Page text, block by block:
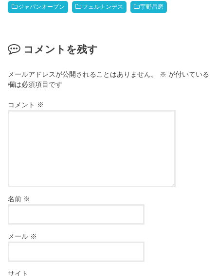
ジャパンオープン フェルナンデス 宇野昌磨
コメントを残す
メールアドレスが公開されることはありません。 ※ が付いている
欄は必須項目です
コメント ※
名前 ※
メール ※
サイト